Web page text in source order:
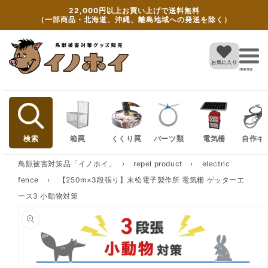
content
22,000円以上お買い上げで送料無料
（一部商品・北海道、沖縄、離島地域への発送を除く）
お気に入り
menu
検索 箱罠 くくり罠 パーツ類 電気柵 自作キ
鳥獣被害対策品「イノホイ」 › repel product ›
electric
fence
›
【250m×3段張り】末松電子製作所 電気柵 ゲッターエ
ース3 小動物対策
product